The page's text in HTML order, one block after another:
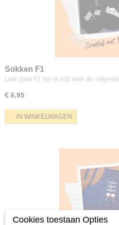
Sokken F1
Laat jouw F1 fan in stijl naar de
€ 6,95
IN WINKELWAGEN
Cookies toestaan Opties